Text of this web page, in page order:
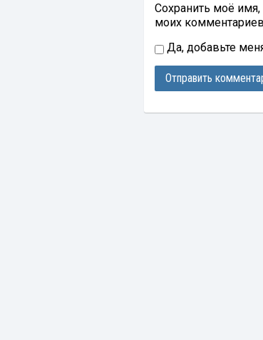
Сохранить моё
моих
Да, добавьте